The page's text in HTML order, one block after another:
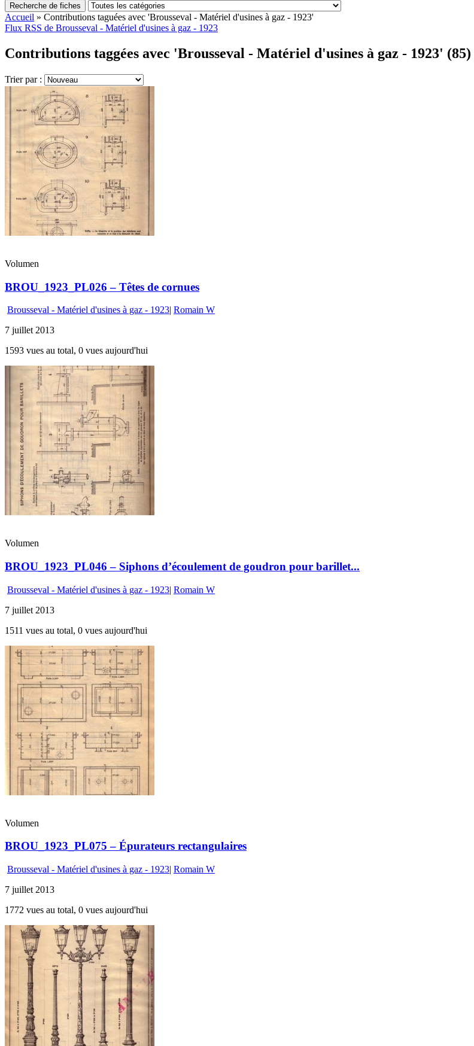
Recherche de fiches
Accueil » Contributions taguées avec 'Brousseval - Matériel d'usines à gaz - 1923'
Flux RSS de Brousseval - Matériel d'usines à gaz - 1923
Contributions taggées avec 'Brousseval - Matériel d'usines à gaz - 1923' (85)
Trier par :
Volumen
BROU_1923_PL026 – Têtes de cornues
Brousseval - Matériel d'usines à gaz - 1923| Romain W
7 juillet 2013
1593 vues au total, 0 vues aujourd'hui
Volumen
BROU_1923_PL046 – Siphons d’écoulement de goudron pour barillet...
Brousseval - Matériel d'usines à gaz - 1923| Romain W
7 juillet 2013
1511 vues au total, 0 vues aujourd'hui
Volumen
BROU_1923_PL075 – Épurateurs rectangulaires
Brousseval - Matériel d'usines à gaz - 1923| Romain W
7 juillet 2013
1772 vues au total, 0 vues aujourd'hui